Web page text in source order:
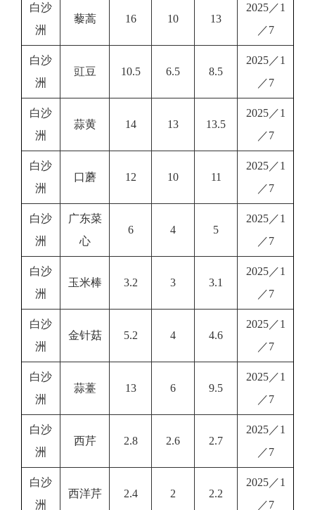
白沙
洲
藜蒿 16 10 13
2025／1
／7
白沙
洲
豇豆 10.5 6.5 8.5
2025／1
／7
白沙
洲
蒜黄 14 13 13.5
2025／1
／7
白沙
洲
口蘑 12 10 11
2025／1
／7
白沙
洲
广东菜
心
6 4 5
2025／1
／7
白沙
洲
玉米棒 3.2 3 3.1
2025／1
／7
白沙
洲
金针菇 5.2 4 4.6
2025／1
／7
白沙
洲
蒜薹 13 6 9.5
2025／1
／7
白沙
洲
西芹 2.8 2.6 2.7
2025／1
／7
白沙
洲
西洋芹 2.4 2 2.2
2025／1
／7